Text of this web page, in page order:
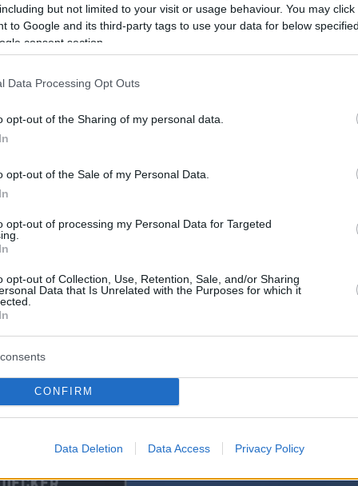
but not limited to your visit or usage behaviour. You may
to Google and its third-party tags to use your data for below
consent section.
Data Processing Opt Outs
opt-out of the Sharing of my personal data.
opt-out of the Sale of my Personal Data.
opt-out of processing my Personal Data for Targeted
opt-out of Collection, Use, Retention, Sale, and/or Sharing
Data that Is Unrelated with the Purposes for which it
CONFIRM
Data Deletion Data Access Privacy Policy
θανάτου των τριών αδελφών την
η New York Post τα κορίτσια βρέθηκαν με
φορούσαν την περασμένη Παρασκευή όταν
Ήταν τότε που ο Ντέκερ πήγε να τις
τους, στην οποία, όμως, εκείνος δεν
πληροφορίες στο φορτηγάκι του 32χρονου
δύο ματωμένα αποτυπώματα παλάμης στο
Παράλληλα στοιχεία από τη χρήση του
στην οποία βρέθηκαν νεκρά τα